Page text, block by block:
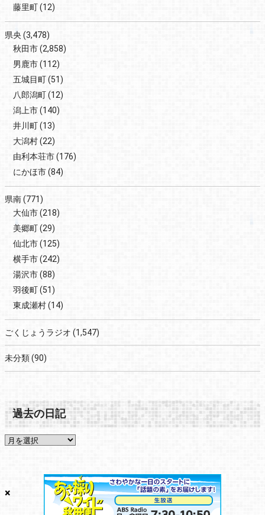
×
藤里町(12)
県央 (3,478)
秋田市(2,858)
男鹿市(112)
五城目町(51)
八郎潟町(12)
潟上市(140)
井川町(13)
大潟村(22)
由利本荘市(176)
にかほ市(84)
県南(771)
大仙市(218)
美郷町(29)
仙北市(125)
横手市(242)
湯沢市(88)
羽後町(51)
東成瀬村(14)
ごくじょうラジオ (1,547)
未分類(90)
過去の日記